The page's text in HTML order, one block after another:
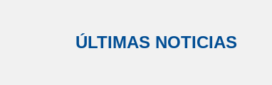
ÚLTIMAS NOTICIAS